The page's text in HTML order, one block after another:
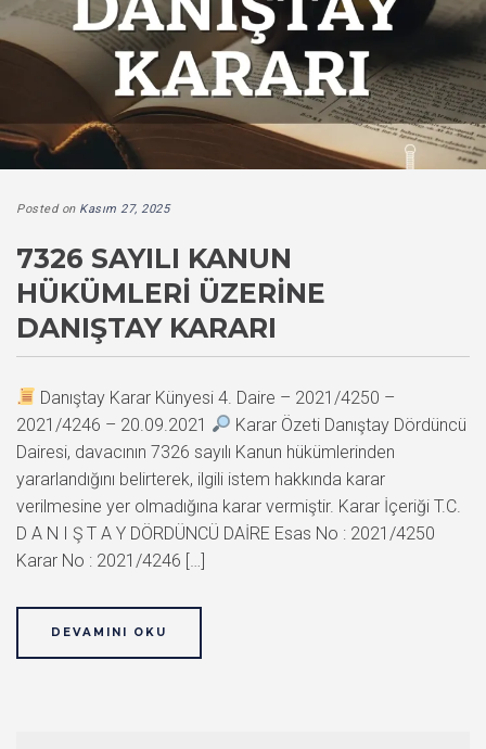
Posted on Kasım 27, 2025
7326 SAYILI KANUN
HÜKÜMLERI ÜZERINE
DANIŞTAY KARARI
Danıştay Karar Künyesi 4. Daire – 2021/4250 –
2021/4246 – 20.09.2021
Karar Özeti Danıştay Dördüncü
Dairesi, davacının 7326 sayılı Kanun hükümlerinden
yararlandığını belirterek, ilgili istem hakkında karar
verilmesine yer olmadığına karar vermiştir. Karar İçeriği T.C.
D A N I Ş T A Y DÖRDÜNCÜ DAİRE Esas No : 2021/4250
Karar No : 2021/4246 […]
DEVAMINI OKU